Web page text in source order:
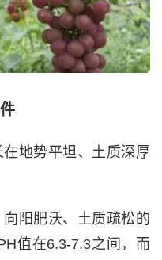
地势平坦、土质深厚
阳肥沃、土质疏松的
值在6.3-7.3之间，而